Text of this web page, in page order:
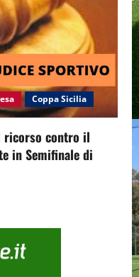
Coppa Sicilia
ricorso contro il
in Semifinale di